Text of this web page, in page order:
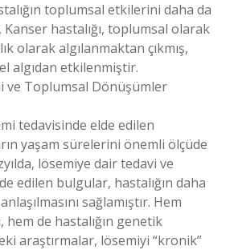
toplumsal etkilerini daha da
Kanser hastalığı, toplumsal olarak
olarak algılanmaktan çıkmış,
algıdan etkilenmiştir.
ve Toplumsal Dönüşümler
tedavisinde elde edilen
yaşam sürelerini önemli ölçüde
lösemiye dair tedavi ve
edilen bulgular, hastalığın daha
sağlamıştır. Hem
de hastalığın genetik
araştırmalar, lösemiyi “kronik”